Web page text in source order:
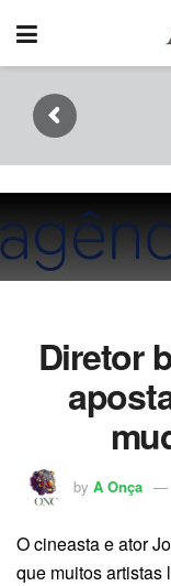
Diretor
by A Onça
O cineasta e ator
que muitos artistas